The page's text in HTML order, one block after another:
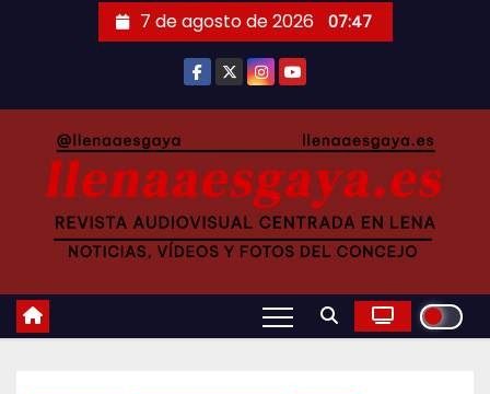
7 de agosto de 2026 07:47